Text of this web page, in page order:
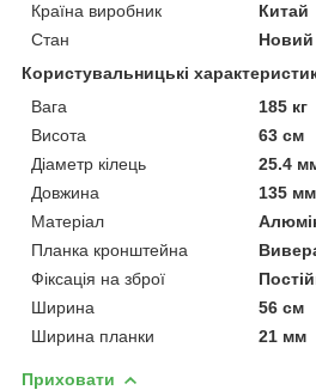
Країна виробник
Китай
Стан
Новий
Користувальницькі
Вага
185 кг
Висота
63 см
Діаметр кілець
25.4
Довжина
135 мм
Матеріал
Планка кронштейна
Фіксація на зброї
Ширина
56 см
Ширина планки
21 мм
Приховати